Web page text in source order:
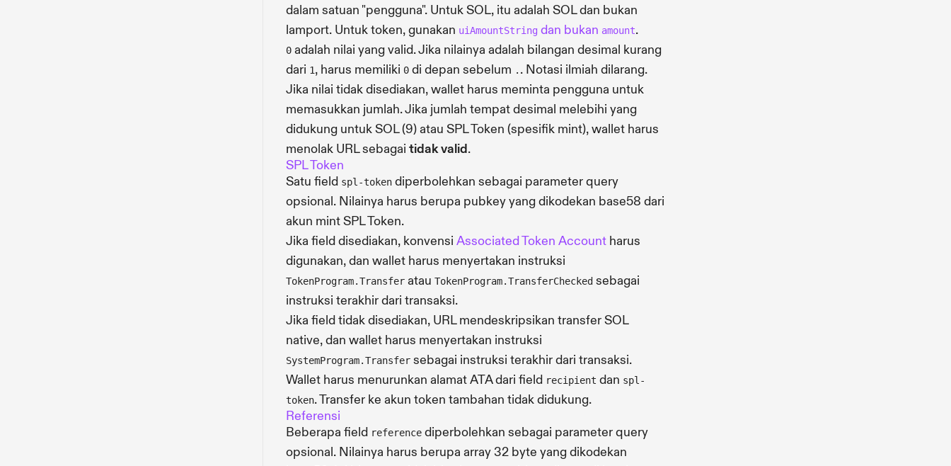
dalam satuan "pengguna". Untuk SOL, itu adalah SOL dan bukan
lamport. Untuk token, gunakan uiAmountString dan bukan amount.
0 adalah nilai yang valid. Jika nilainya adalah bilangan desimal kurang
dari 1, harus memiliki 0 di depan sebelum . . Notasi ilmiah dilarang.
Jika nilai tidak disediakan, wallet harus meminta pengguna untuk
memasukkan jumlah. Jika jumlah tempat desimal melebihi yang
didukung untuk SOL (9) atau SPL Token (spesifik mint), wallet harus
menolak URL sebagai tidak valid.
SPL Token
Satu field spl-token diperbolehkan sebagai parameter query
opsional. Nilainya harus berupa pubkey yang dikodekan base58 dari
akun mint SPL Token.
Jika field disediakan, konvensi Associated Token Account harus
digunakan, dan wallet harus menyertakan instruksi
TokenProgram.Transfer atau TokenProgram.TransferChecked sebagai
instruksi terakhir dari transaksi.
Jika field tidak disediakan, URL mendeskripsikan transfer SOL
native, dan wallet harus menyertakan instruksi
SystemProgram.Transfer sebagai instruksi terakhir dari transaksi.
Wallet harus menurunkan alamat ATA dari field recipient dan spl-
token. Transfer ke akun token tambahan tidak didukung.
Referensi
Beberapa field reference diperbolehkan sebagai parameter query
opsional. Nilainya harus berupa array 32 byte yang dikodekan